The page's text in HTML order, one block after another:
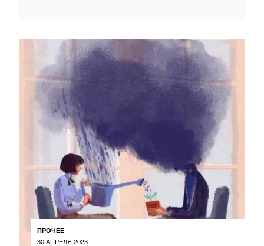
ПРОЧЕЕ
30 АПРЕЛЯ 2023